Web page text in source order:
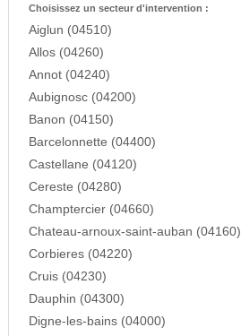
Choisissez un secteur d'intervention :
Aiglun (04510)
Allos (04260)
Annot (04240)
Aubignosc (04200)
Banon (04150)
Barcelonnette (04400)
Castellane (04120)
Cereste (04280)
Champtercier (04660)
Chateau-arnoux-saint-auban (04160)
Corbieres (04220)
Cruis (04230)
Dauphin (04300)
Digne-les-bains (04000)